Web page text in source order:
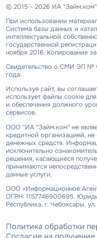
© 2015 - 2026 ИА "Займ.ком"
При использовании
Система базы данных и
интеллектуальной
государственной
ноября 2016. Копирование
Свидетельство о СМИ ЭЛ №
года.
Используя сайт, вы
использует файлы cookie
и обеспечения должного
сервисов.
ООО "ИА "Займ.ком" не
кредитной организацией,
денежных средств.
исключительно
решения, касающиеся
принимаются
данные услуги.
ООО «Информационное
ОГРН: 1157746900695.
Республика, г. Чебоксары,
Политика обработки